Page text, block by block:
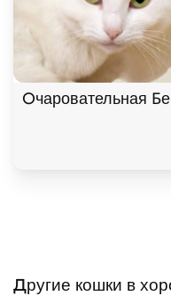
Очаровательная
Другие кошки в